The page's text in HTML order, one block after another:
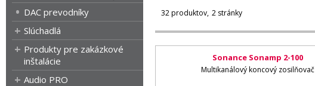
DAC prevodníky
Slúchadlá
Produkty pre zakázkové
inštalácie
Audio PRO
32 produktov 2 stránky
Sonance Sonamp 2-100
Multikanálový koncový zosilňovač